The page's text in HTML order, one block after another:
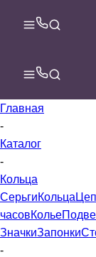
Главная
-
Каталог
-
Кольца
СерьгиКольца
часовКолье
ЗначкиЗапонки
-